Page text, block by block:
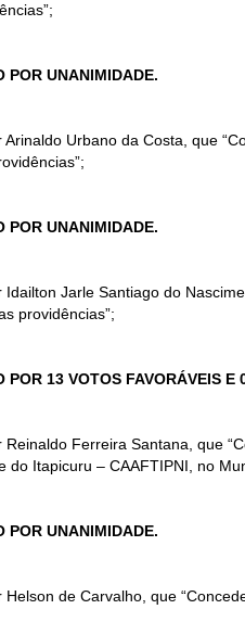
POR UNANIMIDADE.
Urbano da Costa, que
POR UNANIMIDADE.
Jarle Santiago do
providências”;
13 VOTOS FAVORÁVEIS E
Ferreira Santana, que
Itapicuru – CAAFTIPNI, no
POR UNANIMIDADE.
de Carvalho, que